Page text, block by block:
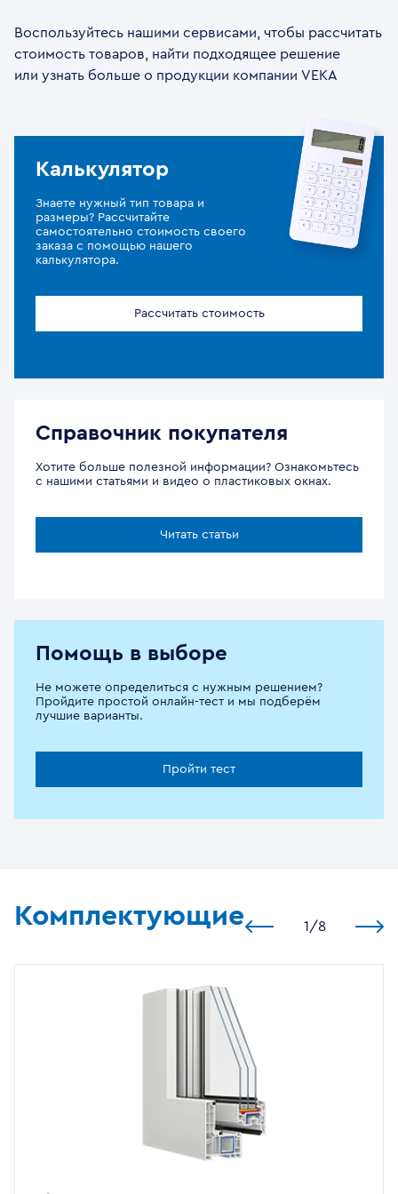
Воспользуйтесь нашими сервисами, чтобы рассчитать
стоимость товаров, найти подходящее решение
или узнать больше о продукции компании VEKA
Калькулятор
Знаете нужный тип товара и
размеры? Рассчитайте
самостоятельно стоимость своего
заказа с помощью нашего
калькулятора.
Рассчитать стоимость
Справочник покупателя
Хотите больше полезной информации? Ознакомьтесь
с нашими статьями и видео о пластиковых окнах.
Читать статьи
Помощь в выборе
Не можете определиться с нужным решением?
Пройдите простой онлайн-тест и мы подберём
лучшие варианты.
Пройти тест
Комплектующие 1 /8